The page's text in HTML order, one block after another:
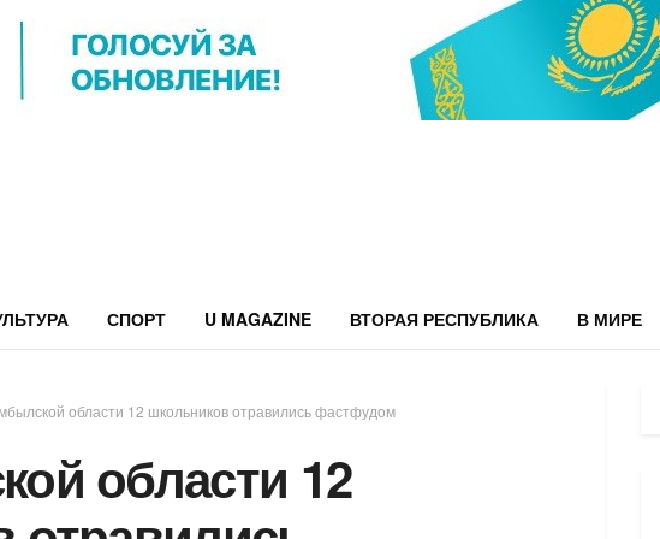
СПОРТ U MAGAZINE ВТОРАЯ РЕСПУБЛИКА В МИРЕ
области 12 школьников отравились фастфудом
области 12